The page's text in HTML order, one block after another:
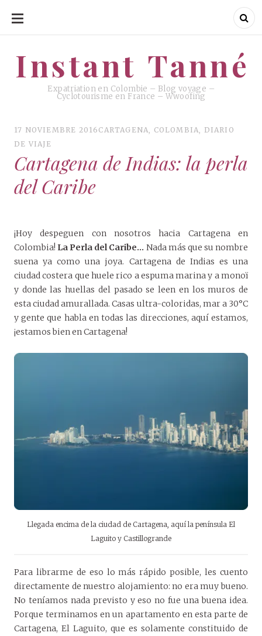
SKIP
CONTENT
Instant Tanné
Expatriation en Colombie – Blog voyage –
Cyclotourisme en France – Wwoofing
Instant Tanné
17 NOVIEMBRE 2016 CARTAGENA, COLOMBIA, DIARIO
DE VIAJE
Cartagena de Indias: la perla
del Caribe
¡Hoy despeguen con nosotros hacia Cartagena en
Colombia! La Perla del Caribe… Nada más que su nombre
suena ya como una joya. Cartagena de Indias es una
ciudad costera que huele rico a espuma marina y a monoï
y donde las huellas del pasado se leen en los muros de
esta ciudad amurallada. Casas ultra-coloridas, mar a 30°C
y gente que habla en todas las direcciones, aquí estamos,
¡estamos bien en Cartagena!
Llegada encima de la ciudad de Cartagena, aquí la península El
Laguito y Castillogrande
Para librarme de eso lo más rápido posible, les cuento
directamente de nuestro alojamiento: no era muy bueno.
No teníamos nada previsto y eso no fue una buena idea.
Porque terminamos en un apartamento en esta parte de
Cartagena, El Laguito, que es solamente constituido de